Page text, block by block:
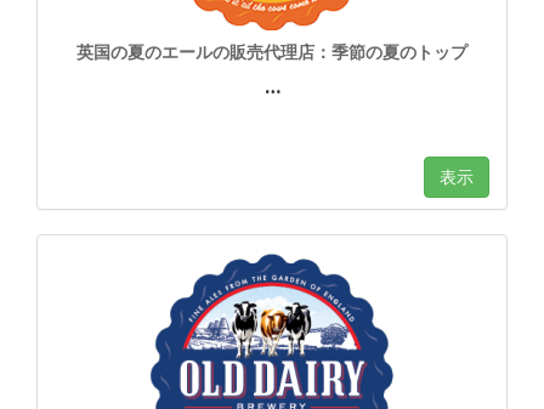
英国の夏のエールの販売代理店：季節の夏のトップ
…
表示